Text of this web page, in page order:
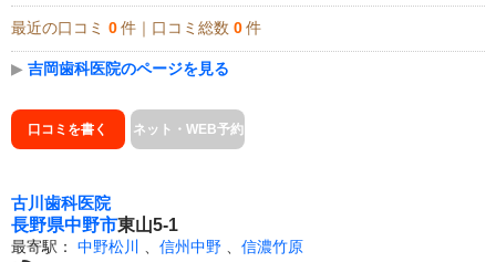
最近の口コミ 0 件｜口コミ総数 0 件
▶ 吉岡歯科医院のページを見る
口コミを書く ネット・WEB予約
古川歯科医院
長野県中野市東山5-1
最寄駅： 中野松川 信州中野 信濃竹原